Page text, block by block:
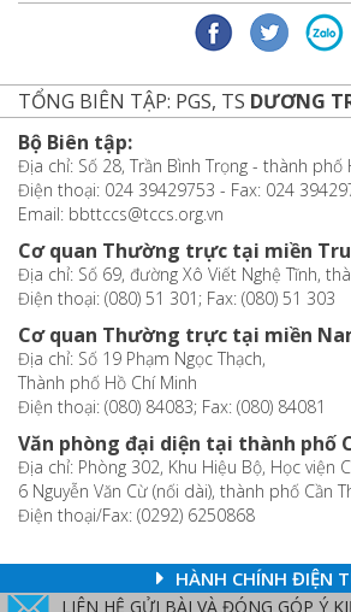
TỔNG BIÊN TẬP: PGS, TS DƯƠNG
Bộ Biên tập:
Địa chỉ: Số 28, Trần Bình Trọng - thành phố
Điện thoại: 024 39429753 - Fax: 024
Email: bbttccs@tccs.org.vn
Cơ quan Thường trực tại miền
Địa chỉ: Số 69, đường Xô Viết Nghệ Tĩnh,
Điện thoại: (080) 51 301; Fax: (080) 51 303
Cơ quan Thường trực tại miền
Địa chỉ: Số 19 Phạm Ngọc Thạch,
Thành phố Hồ Chí Minh
Điện thoại: (080) 84083; Fax: (080) 84081
Văn phòng đại diện tại thành phố
Địa chỉ: Phòng 302, Khu Hiệu Bộ, Học viện
6 Nguyễn Văn Cừ (nối dài), thành phố Cần
Điện thoại/Fax: (0292) 6250868
HÀNH CHÍNH ĐIỆN
LIÊN HỆ GỬI BÀI VÀ ĐÓNG GÓP Ý